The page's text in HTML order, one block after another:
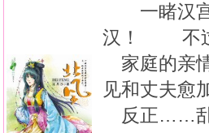
一睹汉宫
汉！ 不过
家庭的
见和丈夫
反正……乱